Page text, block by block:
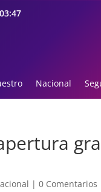
Nacional
| 0 Comentarios